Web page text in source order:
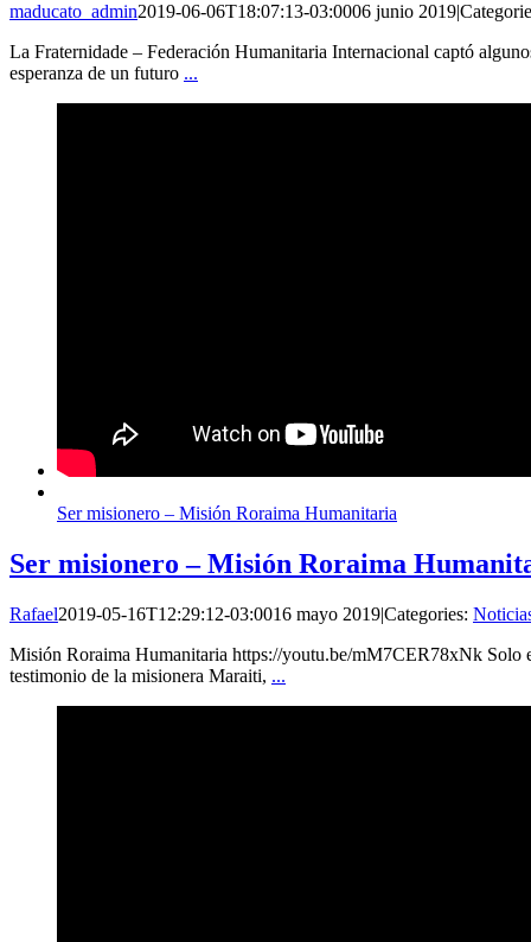
maducato_admin2019-06-06T18:07:13-03:0006 junio 2019|
La Fraternidade – Federación Humanitaria Internacional captó
esperanza de un futuro ...
Ser misionero – Misión Roraima Humanitaria
Ser misionero – Misión Roraima
Rafael2019-05-16T12:29:12-03:0016 mayo 2019|Categories:
Misión Roraima Humanitaria https://youtu.be/mM7CER78xNk Solo
testimonio de la misionera Maraiti, ...